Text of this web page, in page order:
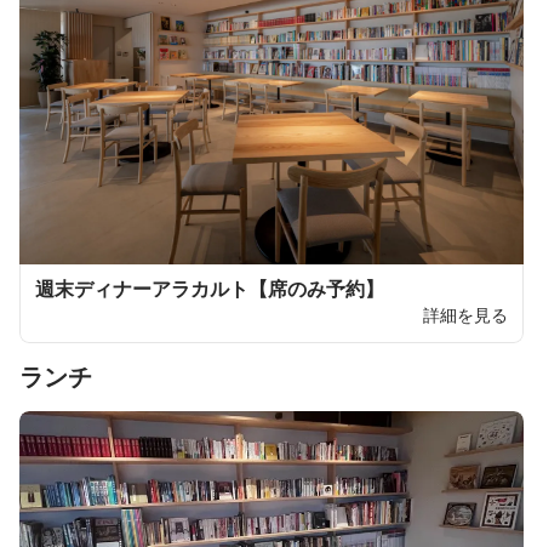
週末ディナーアラカルト【席のみ予約】
詳細を見る
ランチ